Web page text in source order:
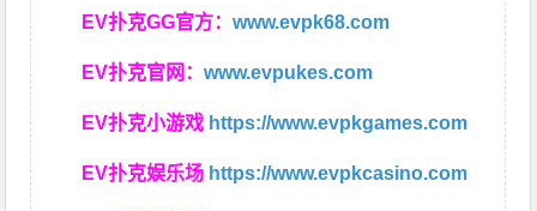
EV扑克GG官方：www.evpk68.com
EV扑克官网：www.evpukes.com
EV扑克小游戏 https://www.evpkgames.com
EV扑克娱乐场 https://www.evpkcasino.com